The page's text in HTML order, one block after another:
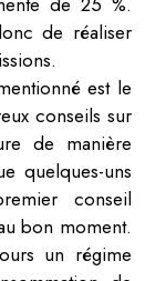
de réaliser
est le
conseils sur
de manière
quelques-uns
conseil
bon moment.
un régime